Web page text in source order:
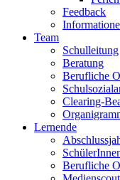
Feedback
Team
Schulleitung
Beratung
Berufliche
Clearing-
Lernende
Berufliche